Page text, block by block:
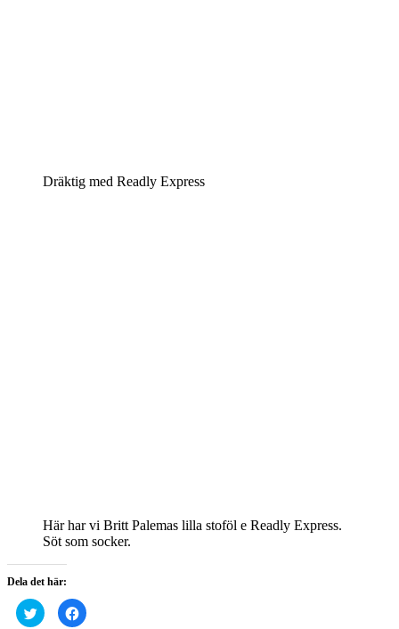
Dräktig med Readly Express
Här har vi Britt Palemas lilla stoföl e Readly Express.
Söt som socker.
Dela det här:
Klicka
för
Klicka
för